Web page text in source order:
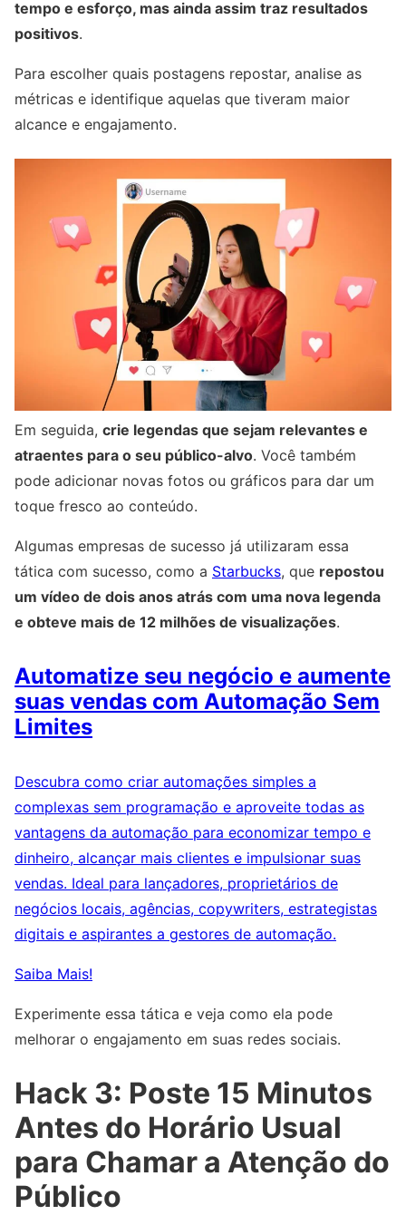
tempo e esforço, mas ainda assim traz resultados
positivos.
Para escolher quais postagens repostar, analise as
métricas e identifique aquelas que tiveram maior
alcance e engajamento.
Em seguida, crie legendas que sejam relevantes e
atraentes para o seu público-alvo. Você também
pode adicionar novas fotos ou gráficos para dar um
toque fresco ao conteúdo.
Algumas empresas de sucesso já utilizaram essa
tática com sucesso, como a Starbucks, que repostou
um vídeo de dois anos atrás com uma nova legenda
e obteve mais de 12 milhões de visualizações.
Automatize seu negócio e aumente
suas vendas com Automação Sem
Limites
Descubra como criar automações simples a
complexas sem programação e aproveite todas as
vantagens da automação para economizar tempo e
dinheiro, alcançar mais clientes e impulsionar suas
vendas. Ideal para lançadores, proprietários de
negócios locais, agências, copywriters, estrategistas
digitais e aspirantes a gestores de automação.
Saiba Mais!
Experimente essa tática e veja como ela pode
melhorar o engajamento em suas redes sociais.
Hack 3: Poste 15 Minutos
Antes do Horário Usual
para Chamar a Atenção do
Público